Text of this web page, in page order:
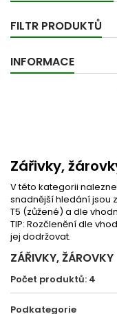
FILTR PRODUKTŮ
INFORMACE
Zářivky,
V této kategorii
snadnější hledání jsou
T5 (zůžené) a dle
TIP: Rozčlenění dle
jej dodržovat.
ZÁŘIVKY, ŽÁROVKY
Počet produktů: 4
Podkategorie